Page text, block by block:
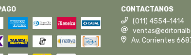
CONTACTANOS
(011) 4554-1414
Av. Corrientes